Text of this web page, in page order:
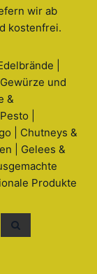
wir ab
kostenfrei.
|
und
&
|
| Chutneys &
| Gelees &
Produkte
Search